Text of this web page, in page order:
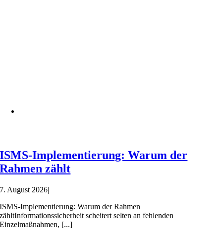
ISMS-Implementierung: Warum der
Rahmen zählt
7. August 2026|
ISMS-Implementierung: Warum der Rahmen
zähltInformationssicherheit scheitert selten an fehlenden
Einzelmaßnahmen, [...]